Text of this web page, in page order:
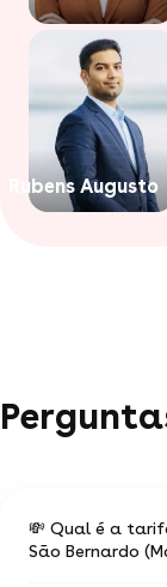
Rubens Augusto
💸 Qual é a
São Bernardo